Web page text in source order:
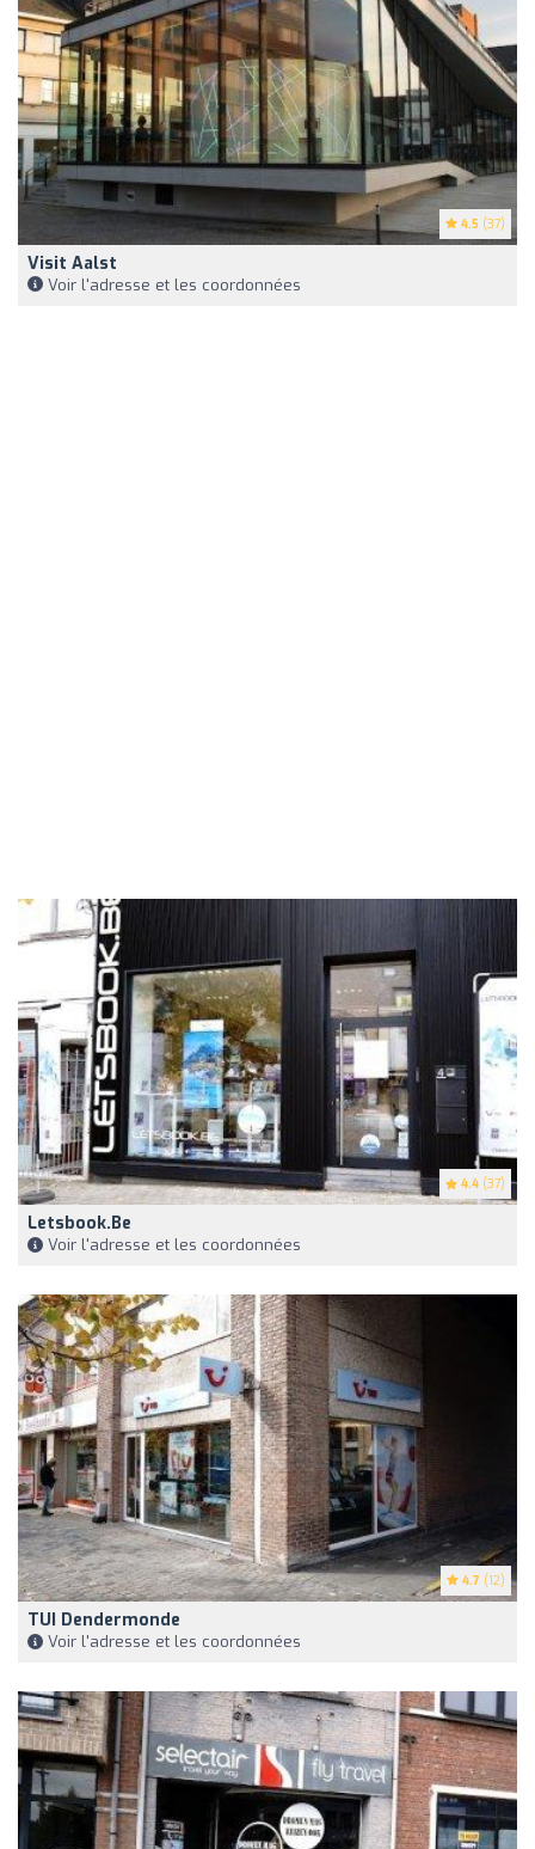
4.5 (37)
Visit Aalst
Voir l'adresse et les coordonnées
4.4 (37)
Letsbook.be
Voir l'adresse et les coordonnées
4.7 (12)
TUI Dendermonde
Voir l'adresse et les coordonnées